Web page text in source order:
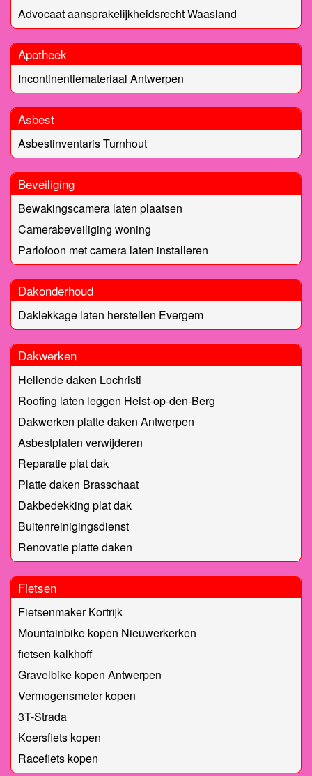
Advocaat aansprakelijkheidsrecht Waasland
Apotheek
Incontinentiemateriaal Antwerpen
Asbest
Asbestinventaris Turnhout
Beveiliging
Bewakingscamera laten plaatsen
Camerabeveiliging woning
Parlofoon met camera laten installeren
Dakonderhoud
Daklekkage laten herstellen Evergem
Dakwerken
Hellende daken Lochristi
Roofing laten leggen Heist-op-den-Berg
Dakwerken platte daken Antwerpen
Asbestplaten verwijderen
Reparatie plat dak
Platte daken Brasschaat
Dakbedekking plat dak
Buitenreinigingsdienst
Renovatie platte daken
Fietsen
Fietsenmaker Kortrijk
Mountainbike kopen Nieuwerkerken
fietsen kalkhoff
Gravelbike kopen Antwerpen
Vermogensmeter kopen
3T-Strada
Koersfiets kopen
Racefiets kopen